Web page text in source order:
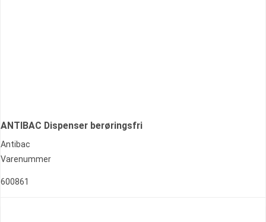
ANTIBAC Dispenser berøringsfri
Antibac
Varenummer
600861